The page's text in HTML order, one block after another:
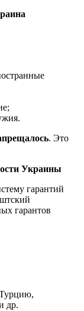
. Это
Украины
гарантий
гарантов
Турцию,
др.